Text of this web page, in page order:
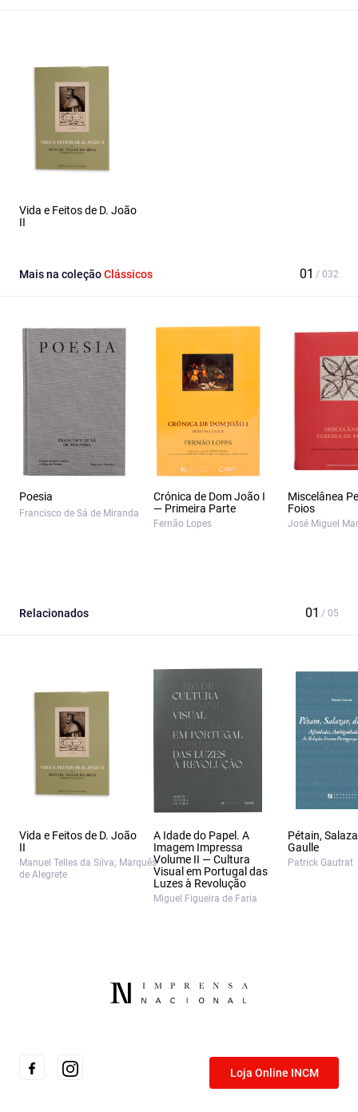
Vida e Feitos de D. João
II
Mais na coleçãoClássicos
Poesia
Francisco de Sá de Miranda
Crónica de Dom João I
— Primeira Parte
Fernão Lopes
Miscelânea
Foios
José Miguel
Relacionados
Vida e Feitos de D. João
II
Manuel Telles da Silva; Marquês
de Alegrete
A Idade do Papel. A
Imagem Impressa
Volume II — Cultura
Visual em Portugal das
Luzes à Revolução
Miguel Figueira de Faria
Pétain,
Gaulle
Patrick Gautrat
Loja Online INCM